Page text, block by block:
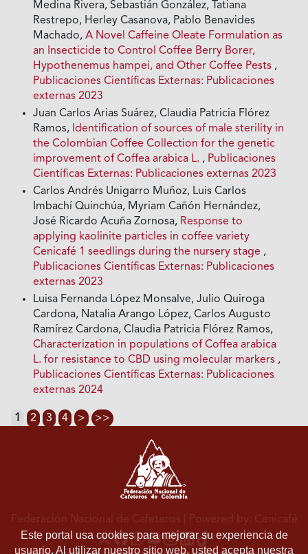
Medina Rivera, Sebastián González, Tatiana
Restrepo, Herley Casanova, Pablo Benavides
Machado,A Novel Caffeine Oleate Formulation as
an Insecticide to Control Coffee Berry Borer,
Hypothenemus hampei, and Other Coffee Pests ,
Publicaciones Científicas Externas: Publicaciones
externas 2023
Juan Carlos Arias Suárez, Claudia Patricia Flórez
Ramos, Identification of sources of male sterility in
the Colombian Coffee Collection for the genetic
improvement of Coffea arabica L. , Publicaciones
Científicas Externas: Publicaciones externas 2023
Carlos Andrés Unigarro Muñoz, Luis Carlos
Imbachí Quinchúa, Myriam Cañón Hernández,
José Ricardo Acuña Zornosa, Response to
applying kaolinite particles in coffee variety
Cenicafé 1 seedlings during the nursery stage ,
Publicaciones Científicas Externas: Publicaciones
externas 2023
Luisa Fernanda López Monsalve, Julio Quiroga
Cardona, Natalia Arango López, Carlos Augusto
Ramírez Cardona, Claudia Patricia Flórez Ramos,
Characterization in populations of Coffea arabica
L. for resistance to CBD using molecular markers ,
Publicaciones Científicas Externas: Publicaciones
externas 2024
1 2 3 4 > >>
Este portal usa cookies para mejorar su experiencia de
usuario. Al utilizar nuestro sitio web, usted acepta nuestra
Federación Nacional de Cafeteros | Powered by: Cenicafé